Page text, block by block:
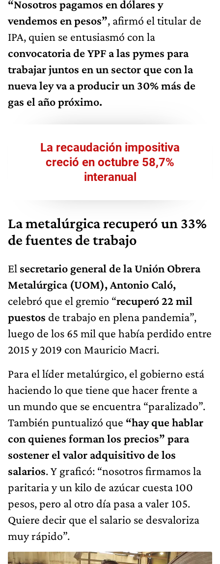
“Nosotros pagamos en dólares y
vendemos en pesos”, afirmó el titular de
IPA, quien se entusiasmó con la
convocatoria de YPF a las pymes para
trabajar juntos en un sector que con la
nueva ley va a producir un 30% más de
gas el año próximo.
La recaudación impositiva
creció en octubre 58,7%
interanual
La metalúrgica recuperó un 33%
de fuentes de trabajo
El secretario general de la Unión Obrera
Metalúrgica (UOM), Antonio Caló,
celebró que el gremio “recuperó 22 mil
puestos de trabajo en plena pandemia”,
luego de los 65 mil que había perdido entre
2015 y 2019 con Mauricio Macri.
Para el líder metalúrgico, el gobierno está
haciendo lo que tiene que hacer frente a
un mundo que se encuentra “paralizado”.
También puntualizó que “hay que hablar
con quienes forman los precios” para
sostener el valor adquisitivo de los
salarios. Y graficó: “nosotros firmamos la
paritaria y un kilo de azúcar cuesta 100
pesos, pero al otro día pasa a valer 105.
Quiere decir que el salario se desvaloriza
muy rápido”.